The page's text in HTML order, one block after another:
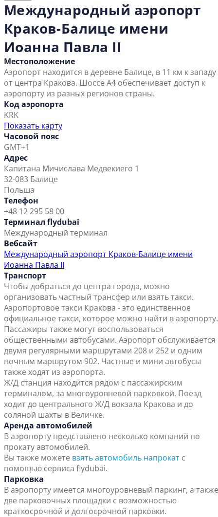
Международный аэропорт
Краков-Балице имени
Иоанна Павла II
Местоположение
Аэропорт находится в деревне Балице, в 11 км к западу
от центра Кракова. Шоссе А4 обеспечивает доступ к
аэропорту из разных регионов страны.
Код аэропорта
KRK
Показать карту
Часовой пояс
GMT+1
Адрес
Капитана Мичислава Медвекиего 1
32-083 Балице
Польша
Телефон
+48 12 295 58 00
Терминал flydubai
Международный терминал
Вебсайт
Международный аэропорт Краков-Балице имени
Иоанна Павла II
Транспорт
Чтобы добраться до центра города, можно
организовать частный трансфер или взять такси.
Аэропортовое такси Кракова - это единственное
официальное такси, которое можно найти в аэропорту.
Пассажиры также могут воспользоваться
общественными автобусами. Аэропорт обслуживается
двумя регулярными маршрутами 208 и 252 и одним
ночным маршрутом 902. Частные и мини автобусы
также ходят из аэропорта.
Ж/Д станция находится рядом с пассажирским
терминалом, за многоуровневой парковкой. Поезд
ходит до центрального Ж/Д вокзала Кракова и до
соляной шахты в Величке.
Аренда автомобилей
В аэропорту представлено несколько компаний по
прокату автомобилей.
Вы также можете взять автомобиль напрокат с
помощью сервиса flydubai.
Парковка
В аэропорту имеется многоуровневый паркинг, а также
две парковочных площадки с возможностью
краткосрочной и долгосрочной парковки.